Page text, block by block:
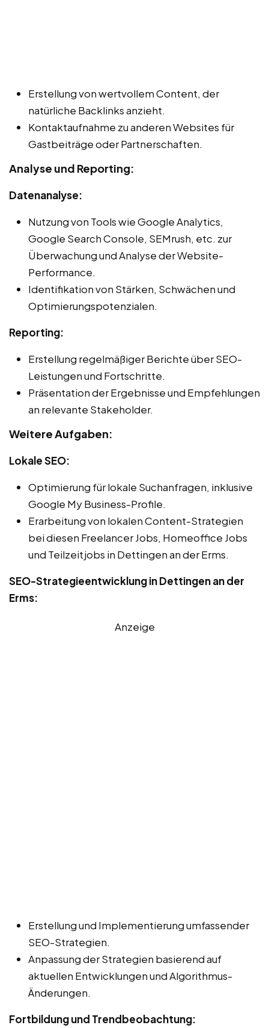
Erstellung von wertvollem Content, der
natürliche Backlinks anzieht.
Kontaktaufnahme zu anderen Websites für
Gastbeiträge oder Partnerschaften.
Analyse und Reporting:
Datenanalyse:
Nutzung von Tools wie Google Analytics,
Google Search Console, SEMrush, etc. zur
Überwachung und Analyse der Website-
Performance.
Identifikation von Stärken, Schwächen und
Optimierungspotenzialen.
Reporting:
Erstellung regelmäßiger Berichte über SEO-
Leistungen und Fortschritte.
Präsentation der Ergebnisse und Empfehlungen
an relevante Stakeholder.
Weitere Aufgaben:
Lokale SEO:
Optimierung für lokale Suchanfragen, inklusive
Google My Business-Profile.
Erarbeitung von lokalen Content-Strategien
bei diesen Freelancer Jobs, Homeoffice Jobs
und Teilzeitjobs in Dettingen an der Erms.
SEO-Strategieentwicklung in Dettingen an der
Erms:
Anzeige
Erstellung und Implementierung umfassender
SEO-Strategien.
Anpassung der Strategien basierend auf
aktuellen Entwicklungen und Algorithmus-
Änderungen.
Fortbildung und Trendbeobachtung: